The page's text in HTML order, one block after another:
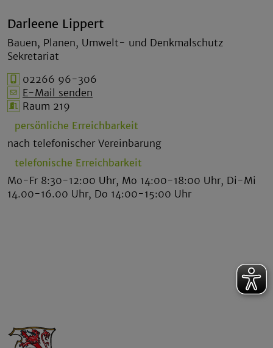
Darleene Lippert
Bauen, Planen, Umwelt- und Denkmalschutz
Sekretariat
02266 96-306
E-Mail senden
Raum 219
persönliche Erreichbarkeit
nach telefonischer Vereinbarung
telefonische Erreichbarkeit
Mo-Fr 8:30-12:00 Uhr, Mo 14:00-18:00 Uhr, Di-Mi
14.00-16.00 Uhr, Do 14:00-15:00 Uhr